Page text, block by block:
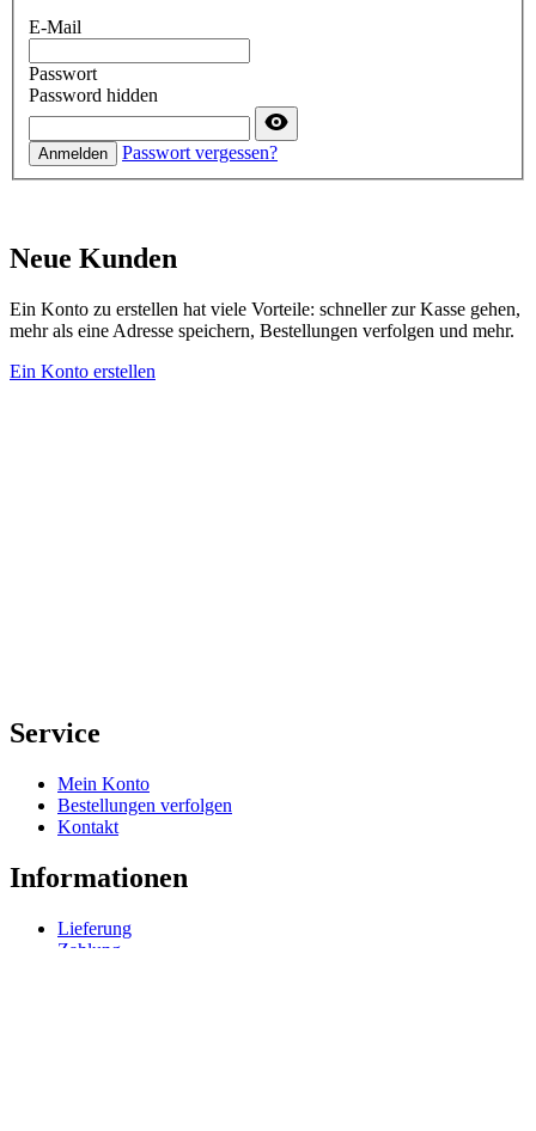
E-Mail
Passwort
Password hidden
Anmelden Passwort vergessen?
Neue Kunden
Ein Konto zu erstellen hat viele Vorteile: schneller zur Kasse gehen,
mehr als eine Adresse speichern, Bestellungen verfolgen und mehr.
Ein Konto erstellen
Service
Mein Konto
Bestellungen verfolgen
Kontakt
Informationen
Lieferung
Zahlung